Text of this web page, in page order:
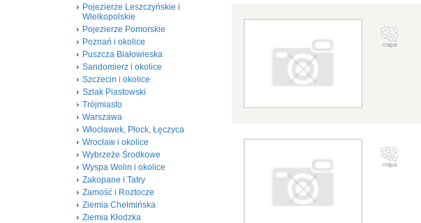
Pojezierze Leszczyńskie i
Wielkopolskie
Pojezierze Pomorskie
Poznań i okolice
Puszcza Białowieska
Sandomierz i okolice
Szczecin i okolice
Szlak Piastowski
Trójmiasto
Warszawa
Włocławek, Płock, Łęczyca
Wrocław i okolice
Wybrzeże Środkowe
Wyspa Wolin i okolice
Zakopane i Tatry
Zamość i Roztocze
Ziemia Chełmińska
Ziemia Kłodzka